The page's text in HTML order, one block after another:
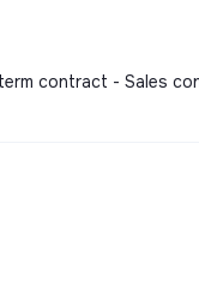
contract - Sales